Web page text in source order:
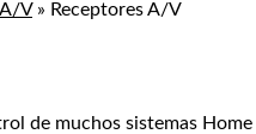
V» Receptores A/V
de muchos sistemas